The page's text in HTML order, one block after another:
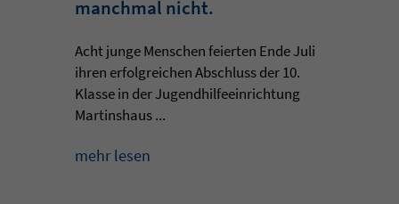
manchmal nicht.
Acht junge Menschen feierten Ende Juli
ihren erfolgreichen Abschluss der 10.
Klasse in der Jugendhilfeeinrichtung
Martinshaus ...
mehr lesen